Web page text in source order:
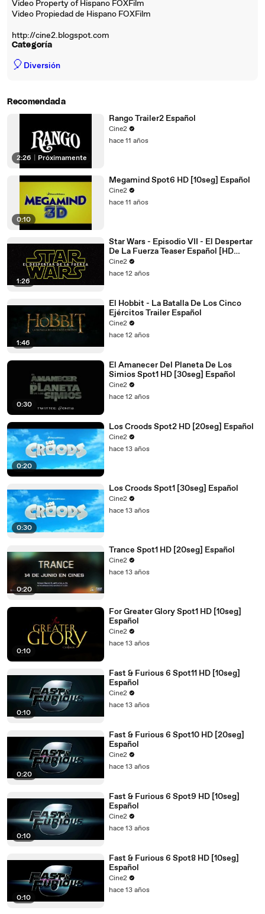
Video Property of Hispano FOXFilm
Video Propiedad de Hispano FOXFilm
http://cine2.blogspot.com
Categoría
🎈 Diversión
Recomendada
2:26 Próximamente
Rango Trailer2 Español
Cine2
hace 11 años
0:10
Megamind Spot6 HD [10seg] Español
Cine2
hace 11 años
1:26
Star Wars - Episodio VII - El Despertar
De La Fuerza Teaser Español [HD
1080p]
Cine2
hace 12 años
1:46
El Hobbit - La Batalla De Los Cinco
Ejércitos Trailer Español
Cine2
hace 12 años
0:30
El Amanecer Del Planeta De Los
Simios Spot1 HD [30seg] Español
Cine2
hace 12 años
0:20
Los Croods Spot2 HD [20seg] Español
Cine2
hace 13 años
0:30
Los Croods Spot1 [30seg] Español
Cine2
hace 13 años
0:20
Trance Spot1 HD [20seg] Español
Cine2
hace 13 años
0:10
For Greater Glory Spot1 HD [10seg]
Español
Cine2
hace 13 años
0:10
Fast & Furious 6 Spot11 HD [10seg]
Español
Cine2
hace 13 años
0:20
Fast & Furious 6 Spot10 HD [20seg]
Español
Cine2
hace 13 años
0:10
Fast & Furious 6 Spot9 HD [10seg]
Español
Cine2
hace 13 años
0:10
Fast & Furious 6 Spot8 HD [10seg]
Español
Cine2
hace 13 años